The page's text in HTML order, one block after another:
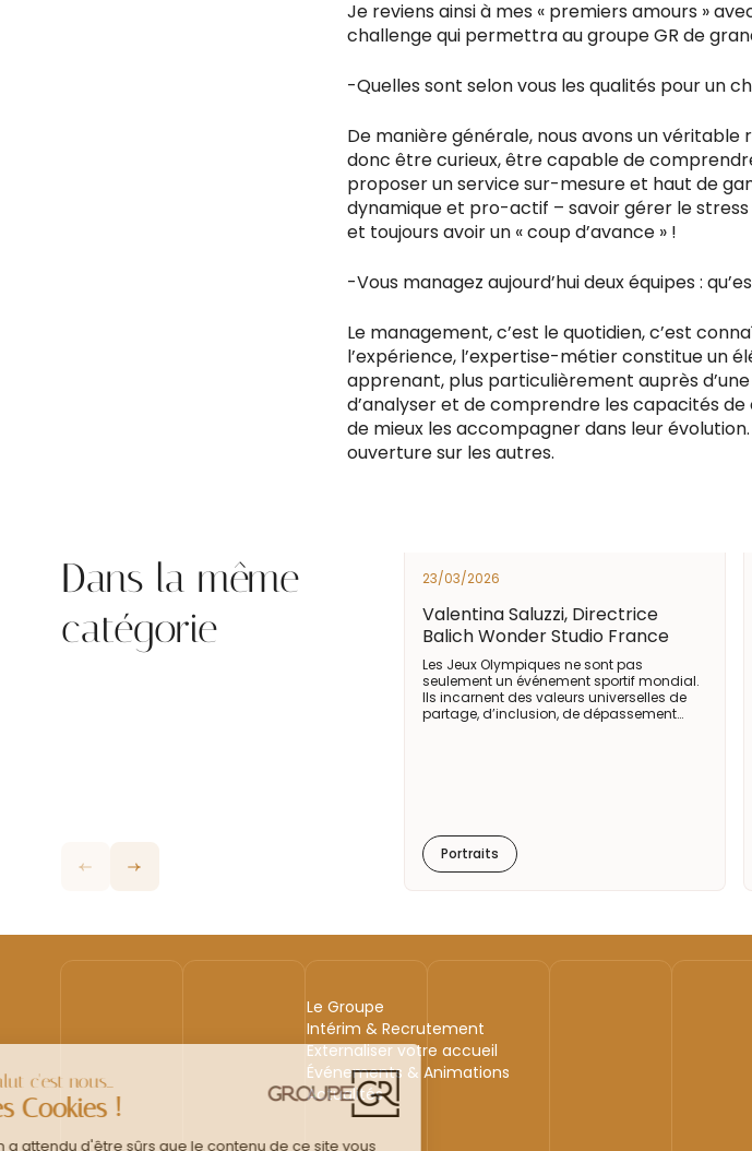
Je reviens ainsi à mes « premiers amours »
challenge qui permettra au groupe GR de
-Quelles sont selon vous les qualités pour un
De manière générale, nous avons un véritable
donc être curieux, être capable de
proposer un service sur-mesure et haut de
dynamique et pro-actif – savoir gérer le
et toujours avoir un « coup d’avance » !
-Vous managez aujourd’hui deux équipes :
Le management, c’est le quotidien, c’est
l’expérience, l’expertise-métier constitue un
apprenant, plus particulièrement auprès
d’analyser et de comprendre les capacités
de mieux les accompagner dans leur
ouverture sur les autres.
Dans la même
catégorie
23/03/2026
Valentina Saluzzi, Directrice
Balich Wonder Studio France
Les Jeux Olympiques ne sont pas
seulement un événement sportif mondial.
Ils incarnent des valeurs universelles de
partage, d’inclusion, de dépassement…
Portraits
Le Groupe
Intérim & Recrutement
Externaliser votre accueil
Événements & Animations
Actualités